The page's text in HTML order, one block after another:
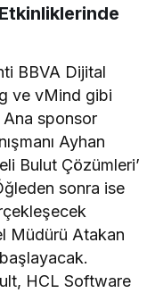
BBVA Dijital
ve vMind gibi
sponsor
Ayhan
Bulut Çözümleri’
sonra ise
Müdürü Atakan
HCL Software